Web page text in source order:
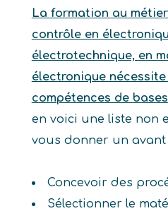
La formation au
contrôle en
électrotechnique, en
électronique
compétences de
en voici une liste non
vous donner un avant
Concevoir des
Sélectionner le